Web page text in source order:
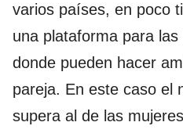
varios países, en poco
una plataforma para
donde pueden hacer
pareja. En este caso el
supera al de las